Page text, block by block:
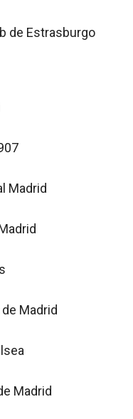
de Estrasburgo
Madrid
Madrid
Madrid